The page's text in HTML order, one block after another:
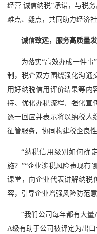
经营 诚信纳税”承诺，与税
难点、疑点，共同助力经济社
诚信致远，服务高质量
为落实“高效办成一件事
制，税企双方围绕强化沟通
用好纳税信用评价结果等内
持、优化办税流程、强化宣
逐一回应并表示将以纳税人
征管服务，协同构建税企良性
“纳税信用级别如何确
施？”“企业涉税风险表现有
课堂，向企业代表讲解纳税
容，引导企业增强风险防范
“我们公司每年都有大
A级有助于公司被评定为出